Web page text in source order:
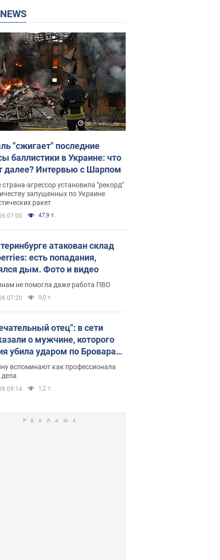
NEWS
"сжигает" последние
баллистики в Украине: что
далее? Интервью с Шарпом
агрессор установила "рекорд"
запущенных по Украине
ракет
07:00 47,9 т.
атакован склад
есть попадания,
дым. Фото и видео
не помогла даже работа ПВО
07:20 9,0 т.
отец": в сети
о мужчине, которого
убила ударом по Броварам.
вспоминают как профессионала
дела
09:14 1,2 т.